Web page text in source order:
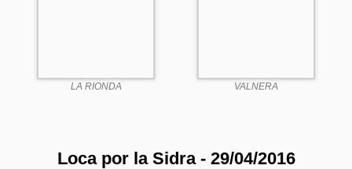
LA RIONDA VALNERA
Loca por la Sidra - 29/04/2016